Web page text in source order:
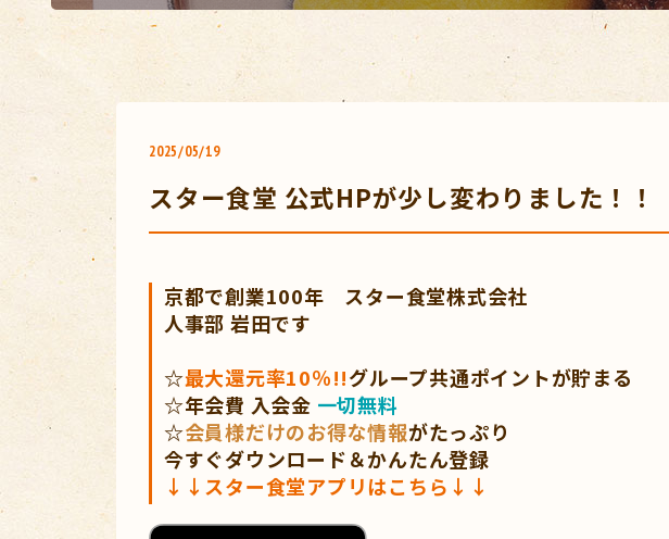
2025/05/19
スター食堂 公式HPが少し変わりました！！
京都で創業100年 スター食堂株式会社
人事部 岩田です
☆最大還元率10％!!グループ共通ポイントが貯まる
☆年会費 入会金 一切無料
☆会員様だけのお得な情報がたっぷり
今すぐダウンロード＆かんたん登録
↓↓ スター食堂アプリはこちら↓↓